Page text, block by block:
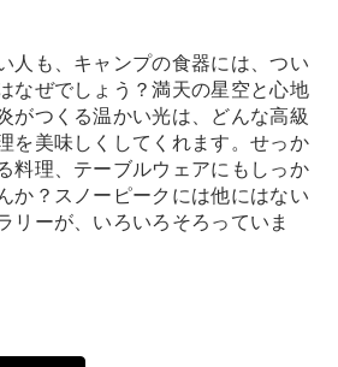
人も、キャンプの食器には、つい
なぜでしょう？満天の星空と心地
がつくる温かい光は、どんな高級
を美味しくしてくれます。せっか
料理、テーブルウェアにもしっか
か？スノーピークには他にはない
リーが、いろいろそろっていま